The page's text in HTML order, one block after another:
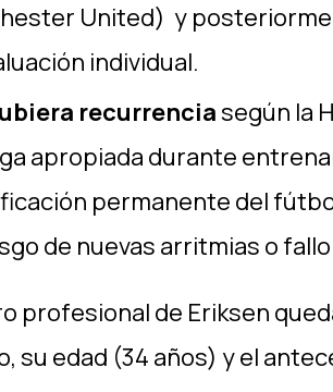
United) y
individual.
recurrenciasegún la
apropiada durante
permanente del
de nuevas arritmias o
profesional de Eriksen
su edad (34 años) y el